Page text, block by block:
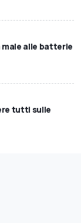
alle batterie
tutti sulle